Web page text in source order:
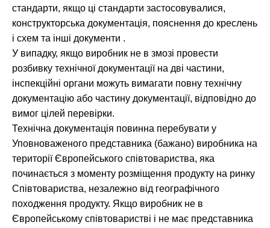
стандарти, якщо ці стандарти застосовувалися,
конструкторська документація, пояснення до креслень
і схем та інші документи .
У випадку, якщо виробник не в змозі провести
розбивку технічної документації на дві частини,
інспекційні органи можуть вимагати повну технічну
документацію або частину документації, відповідно до
вимог цілей перевірки.
Технічна документація повинна перебувати у
Уповноваженого представника (бажано) виробника на
території Європейського співтовариства, яка
починається з моменту розміщення продукту на ринку
Співтовариства, незалежно від географічного
походження продукту. Якщо виробник не в
Європейському співтоваристві і не має представника